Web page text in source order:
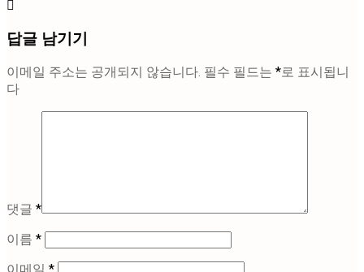
답글 남기기
이메일 주소는 공개되지 않습니다. 필수 필드는 *로 표시됩니
다
댓글 *
이름 *